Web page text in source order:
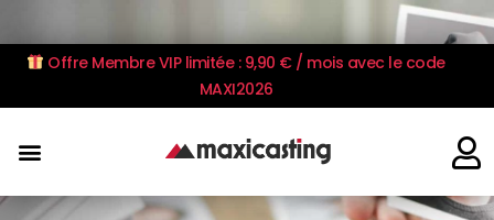
Offre Membre VIP limitée : 9,90 € / mois avec le code
MAXI2026